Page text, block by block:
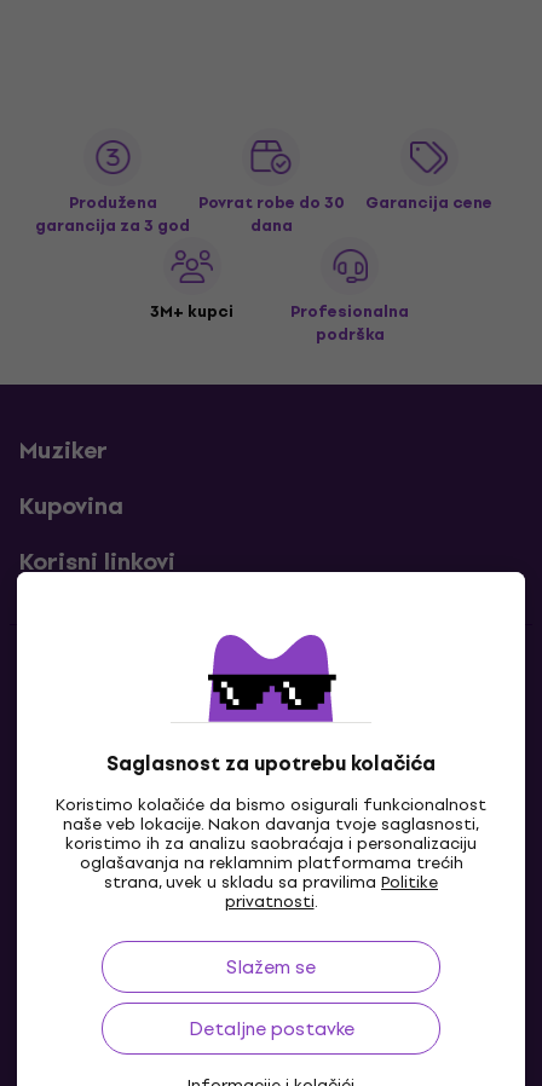
Saglasnost za upotrebu kolačića
Koristimo kolačiće da bismo osigurali funkcionalnost
naše veb lokacije. Nakon davanja tvoje saglasnosti,
koristimo ih za analizu saobraćaja i personalizaciju
oglašavanja na reklamnim platformama trećih
strana, uvek u skladu sa pravilima Politike
privatnosti.
Slažem se
Detaljne postavke
Produžena
garancija za 3 god
Povrat robe do 30
dana
Garancija cene
3M+ kupci
Profesionalna
podrška
Muziker
Kupovina
Korisni linkovi
Kontakti
Kontaktiraj nas
BA